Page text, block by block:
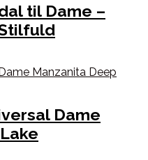
til Dame –
Dame